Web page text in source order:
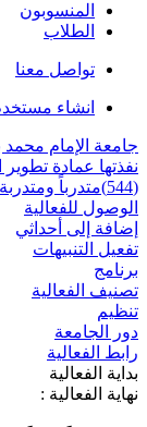
المنسوبون
الطلاب
تواصل معنا
انشاء
جامعة الإمام محمد
نفذتها عمادة
(544)متدرباً ومتدربة من أعضاء وعضوات هيئة التدريس
الوصول للفعالية
إضافة إلى أحداثي
تفعيل التنبيهات
برنامج
تصنيف الفعالية
تنظيم
دور الجامعة
رابط الفعالية
بداية الفعالية
نهاية الفعالية :